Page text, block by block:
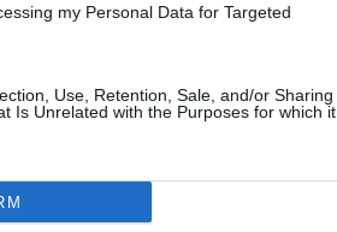
my Personal Data for Targeted
Use, Retention, Sale, and/or Sharing
Is Unrelated with the Purposes for which it